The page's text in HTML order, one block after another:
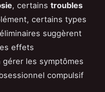
, certains troubles
certains types
suggèrent
effets
les symptômes
compulsif